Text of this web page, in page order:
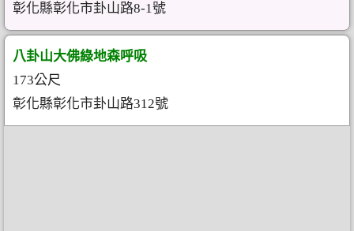
彰化縣彰化市卦山路8-1號
八卦山大佛綠地森呼吸
173公尺
彰化縣彰化市卦山路312號